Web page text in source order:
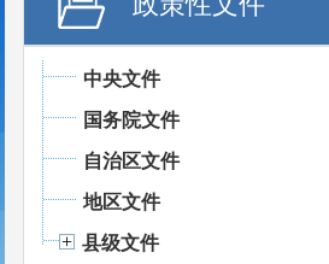
中央文件
国务院文件
自治区文件
地区文件
县级文件